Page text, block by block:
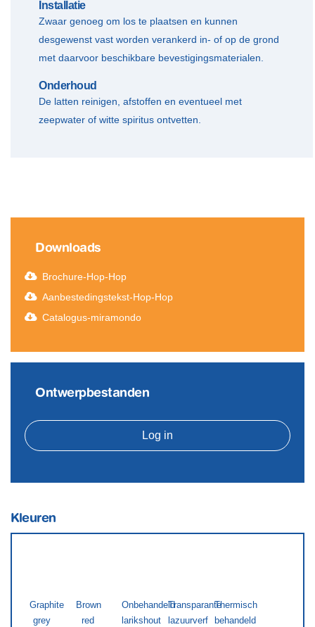
Installatie
Zwaar genoeg om los te plaatsen en kunnen
desgewenst vast worden verankerd in- of op de grond
met daarvoor beschikbare bevestigingsmaterialen.
Onderhoud
De latten reinigen, afstoffen en eventueel met
zeepwater of witte spiritus ontvetten.
Downloads
Brochure-Hop-Hop
Aanbestedingstekst-Hop-Hop
Catalogus-miramondo
Ontwerpbestanden
Log in
Kleuren
Graphite
grey
Brown
red
Onbehandeld
larikshout
Transparante
lazuurverf
Thermisch
behandeld